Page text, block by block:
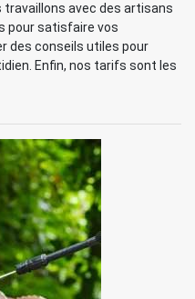
avec des artisans
pour satisfaire vos
des conseils utiles pour
Enfin, nos tarifs sont les